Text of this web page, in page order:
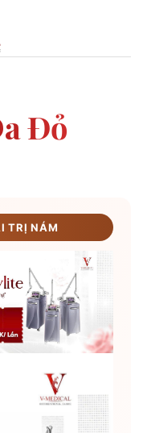
Đỏ
TRỊ NÁM